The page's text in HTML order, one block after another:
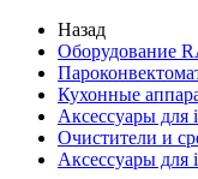
Назад
Оборудование
Кухонные
Аксессуары для
Очистители и
Аксессуары для